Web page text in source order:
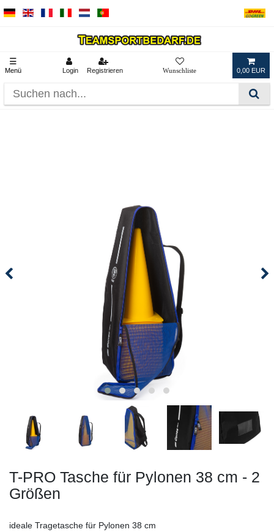
☰
Menü Login Registrieren 0,00 EUR
T-PRO Tasche für Pylonen 38 cm - 2
Größen
ideale Tragetasche für Pylonen 38 cm